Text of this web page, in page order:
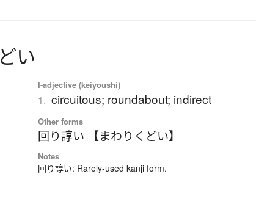
どい
I-adjective (keiyoushi)
1. circuitous; roundabout; indirect
Other forms
回り諄い 【まわりくどい】
Notes
回り諄い: Rarely-used kanji form.